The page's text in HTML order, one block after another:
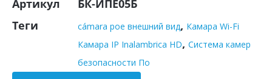
Артикул
БК-ИПЕ05Б
Теги
cámara poe внешний вид, Камара Wi-Fi
Камара IP Inalambrica HD, Система камер
безопасности По